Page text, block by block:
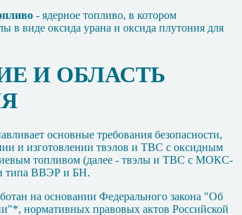
- ядерное топливо, в котором
в виде оксида урана и оксида плутония для
И ОБЛАСТЬ
основные требования безопасности,
и изготовлении твэлов и ТВС с оксидным
топливом (далее - твэлы и ТВС с МОКС-
типа ВВЭР и БН.
на основании Федерального закона "Об
нормативных правовых актов Российской